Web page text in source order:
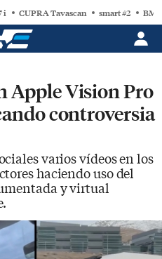
i CUPRA Tavascan smart #2
Apple Vision Pro
controversia
varios vídeos en los
haciendo uso del
y virtual